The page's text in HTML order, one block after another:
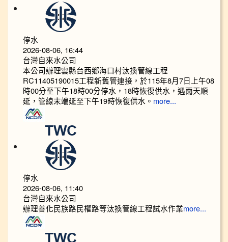
停水
2026-08-06, 16:44
台灣自來水公司
本公司辦理雲縣台西鄉海口村汰換管線工程
RC11405190015工程新舊管連接，於115年8月7日上午08
時00分至下午18時00分停水，18時恢復供水，遇雨天順
延，管線末端延至下午19時恢復供水。 more...
停水
2026-08-06, 11:40
台灣自來水公司
辦理善化民族路民權路等汰換管線工程試水作業more...